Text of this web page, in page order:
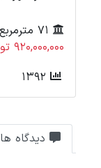
920,000,000 تومان
دیدگاه ها